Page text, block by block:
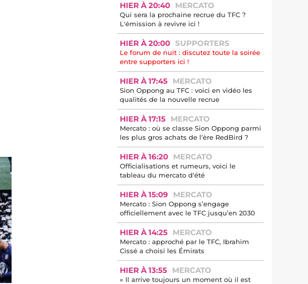
HIER À 20:40 MERCATO
Qui sera la prochaine recrue du TFC ?
L'émission à revivre ici !
HIER À 20:00 SUPPORTERS
Le forum de nuit : discutez toute la soirée
entre supporters ici !
HIER À 17:45 MERCATO
Sion Oppong au TFC : voici en vidéo les
qualités de la nouvelle recrue
HIER À 17:15 MERCATO
Mercato : où se classe Sion Oppong parmi
les plus gros achats de l’ère RedBird ?
HIER À 16:20 MERCATO
Officialisations et rumeurs, voici le
tableau du mercato d'été
HIER À 15:09 MERCATO
Mercato : Sion Oppong s’engage
officiellement avec le TFC jusqu’en 2030
HIER À 14:25 MERCATO
Mercato : approché par le TFC, Ibrahim
Cissé a choisi les Émirats
HIER À 13:55 MERCATO
« Il arrive toujours un moment où il est